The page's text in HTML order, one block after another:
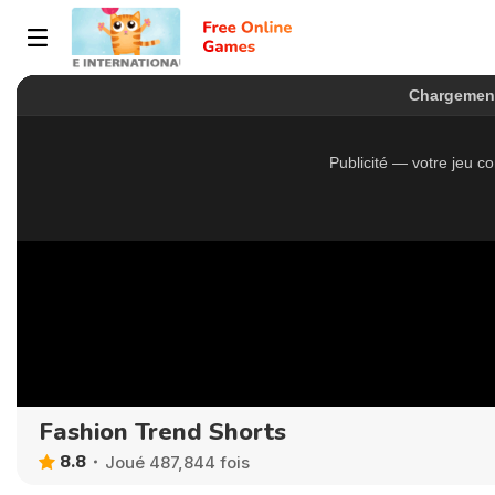
Fashion Trend Shorts
8.8 Joué 487,844 fois